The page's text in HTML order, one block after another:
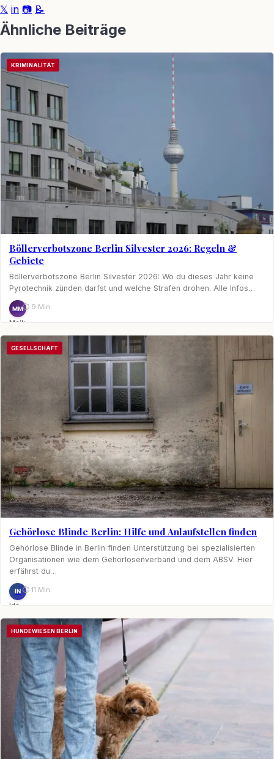
𝕏 in 📷 📝
Ähnliche Beiträge
KRIMINALITÄT
Böllerverbotszone Berlin Silvester 2026: Regeln &
Gebiete
Böllerverbotszone Berlin Silvester 2026: Wo du dieses Jahr keine
Pyrotechnik zünden darfst und welche Strafen drohen. Alle Infos…
MM
Maik
Möhring
⏱ 9 Min.
GESELLSCHAFT
Gehörlose Blinde Berlin: Hilfe und Anlaufstellen finden
Gehörlose Blinde in Berlin finden Unterstützung bei spezialisierten
Organisationen wie dem Gehörlosenverband und dem ABSV. Hier
erfährst du…
IN
Ida
⏱ 11 Min.
HUNDEWIESEN BERLIN